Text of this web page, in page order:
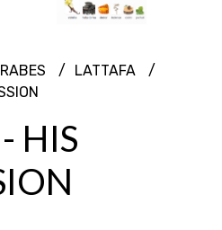
LATTAFA
HIS